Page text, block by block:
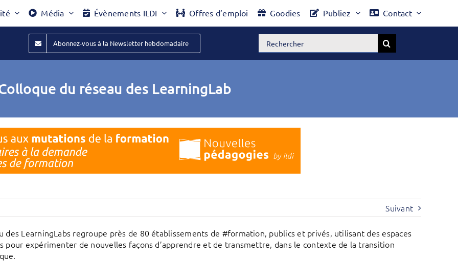
Média Évènements ILDI Offres d’emploi Goodies Publiez Contact
Abonnez-vous à la Newsletter hebdomadaire Rechercher:
du réseau des LearningLab
Suivant
des LearningLabs regroupe près de 80 établissements de #formation, publics et privés, utilisant des espaces
pour expérimenter de nouvelles façons d’apprendre et de transmettre, dans le contexte de la transition